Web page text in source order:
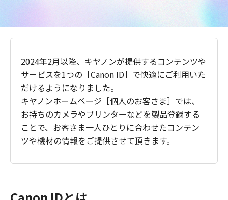
2024年2月以降、キヤノンが提供するコンテンツや
サービスを1つの［Canon ID］で快適にご利用いた
だけるようになりました。
キヤノンホームページ［個人のお客さま］では、
お持ちのカメラやプリンターなどを製品登録する
ことで、お客さま一人ひとりに合わせたコンテン
ツや機材の情報をご提供させて頂きます。